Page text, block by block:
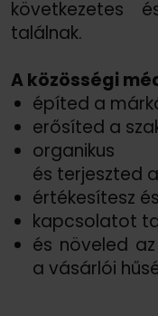
következetes
találnak.
A közösségi
építed a
erősíted a
organikus
és terjeszted
értékesítesz
kapcsolatot
és növeled
a vásárlói